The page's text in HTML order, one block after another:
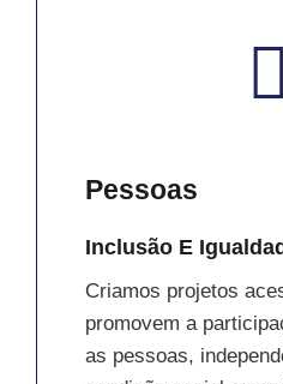
Pessoas
Inclusão E
Criamos projetos
promovem a
as pessoas,